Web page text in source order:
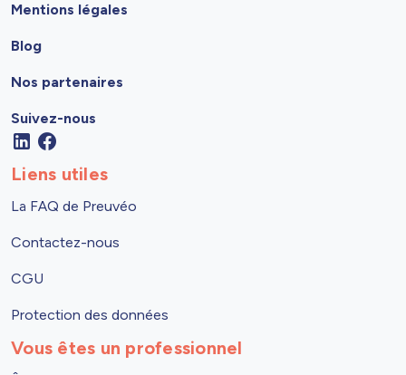
Mentions légales
Blog
Nos partenaires
Suivez-nous
Liens utiles
La FAQ de Preuvéo
Contactez-nous
CGU
Protection des données
Vous êtes un professionnel